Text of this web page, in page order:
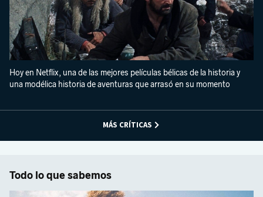
Hoy en Netflix, una de las mejores películas bélicas de la historia y
una modélica historia de aventuras que arrasó en su momento
MÁS CRÍTICAS
Todo lo que sabemos